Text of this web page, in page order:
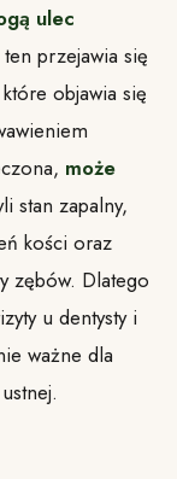
ulec
przejawia się
objawia się
może
stan zapalny,
kości oraz
zębów. Dlatego
u dentysty i
ważne dla